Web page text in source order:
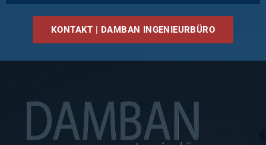
KONTAKT | DAMBAN INGENIEURBÜRO